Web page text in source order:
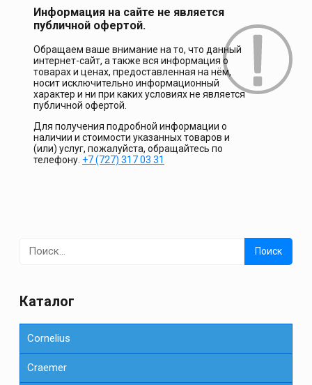
Информация на сайте не является
публичной офертой.
Обращаем ваше внимание на то, что данный
интернет-сайт, а также вся информация о
товарах и ценах, предоставленная на нём,
носит исключительно информационный
характер и ни при каких условиях не является
публичной офертой.
Для получения подробной информации о
наличии и стоимости указанных товаров и
(или) услуг, пожалуйста, обращайтесь по
телефону. +7 (727) 317 03 31
Каталог
Cornelius
Сraemer